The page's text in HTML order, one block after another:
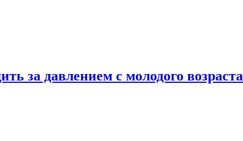
за давлением с молодого возраста